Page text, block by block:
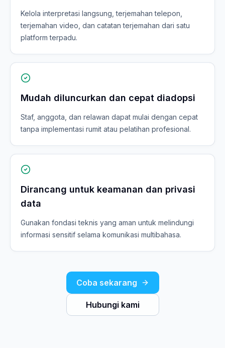
Kelola interpretasi langsung, terjemahan telepon,
terjemahan video, dan catatan terjemahan dari satu
platform terpadu.
Mudah diluncurkan dan cepat diadopsi
Staf, anggota, dan relawan dapat mulai dengan cepat
tanpa implementasi rumit atau pelatihan profesional.
Dirancang untuk keamanan dan privasi
data
Gunakan fondasi teknis yang aman untuk melindungi
informasi sensitif selama komunikasi multibahasa.
Coba sekarang
Hubungi kami